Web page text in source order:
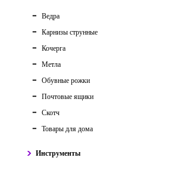
Ведра
Карнизы струнные
Кочерга
Метла
Обувные рожки
Почтовые ящики
Скотч
Товары для дома
Инструменты